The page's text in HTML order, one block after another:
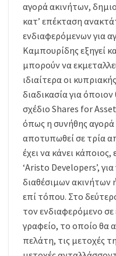
αγορά ακινήτων,
κατ’ επέκταση
ενδιαφερόμενων για
Καμπουρίδης εξηγεί
μπορούν να
ιδιαίτερα οι
διαδικασία για
σχέδιο Shares for
όπως η συνήθης αγορά
αποτυπωθεί σε τρία
έχει να κάνει κάποιος,
‘Aristo Developers’,
διαθέσιμων ακινήτων
επί τόπου. Στο
τον ενδιαφερόμενο
γραφείο, το οποίο θα
πελάτη, τις μετοχές